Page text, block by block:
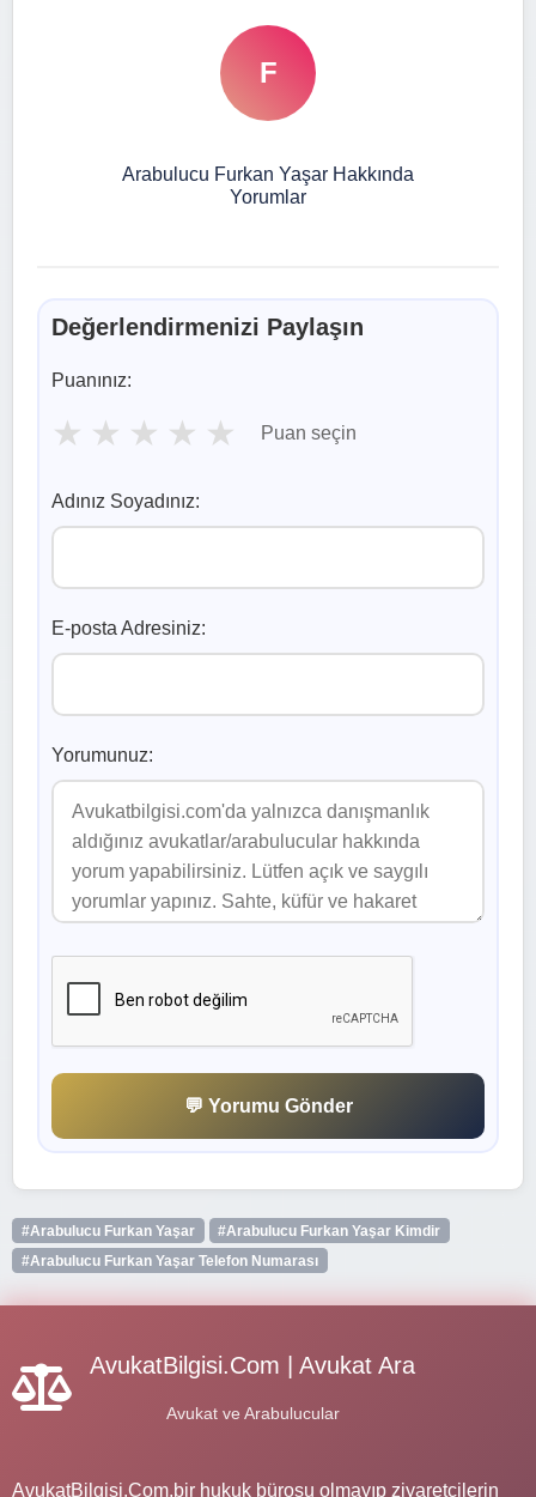
F
Arabulucu Furkan Yaşar Hakkında
Yorumlar
Değerlendirmenizi Paylaşın
Puanınız:
★ ★ ★ ★ ★ Puan seçin
Adınız Soyadınız:
E-posta Adresiniz:
Yorumunuz:
💬 Yorumu Gönder
#Arabulucu Furkan Yaşar
#Arabulucu Furkan Yaşar Kimdir
#Arabulucu Furkan Yaşar Telefon Numarası
AvukatBilgisi.Com | Avukat Ara
Avukat ve Arabulucular
AvukatBilgisi.Com,bir hukuk bürosu olmayıp ziyaretçilerin